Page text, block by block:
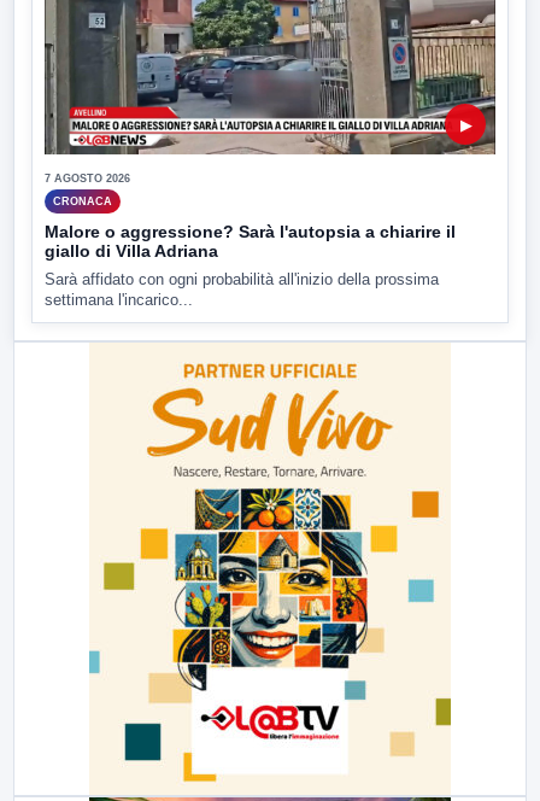
▶
7 AGOSTO 2026
CRONACA
Malore o aggressione? Sarà l'autopsia a chiarire il
giallo di Villa Adriana
Sarà affidato con ogni probabilità all'inizio della prossima
settimana l'incarico...